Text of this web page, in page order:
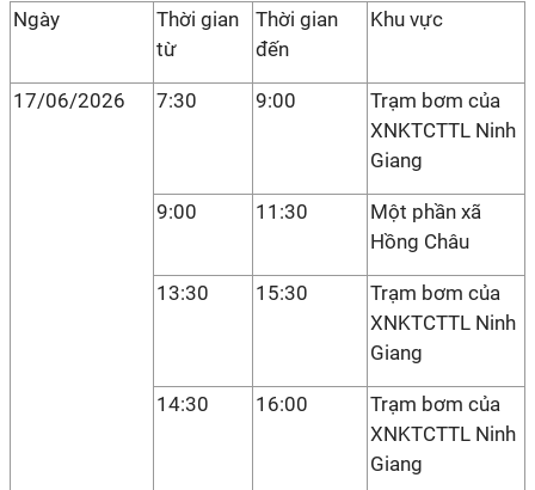
Ngày
Thời gian
từ
Thời gian
đến
Khu vực
17/06/2026 7:30 9:00
Trạm bơm của
XNKTCTTL Ninh
Giang
9:00 11:30
Một phần xã
Hồng Châu
13:30 15:30
Trạm bơm của
XNKTCTTL Ninh
Giang
14:30 16:00
Trạm bơm của
XNKTCTTL Ninh
Giang